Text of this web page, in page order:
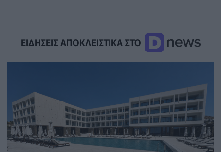
ΕΙΔΗΣΕΙΣ ΑΠΟΚΛΕΙΣΤΙΚΑ ΣΤΟ